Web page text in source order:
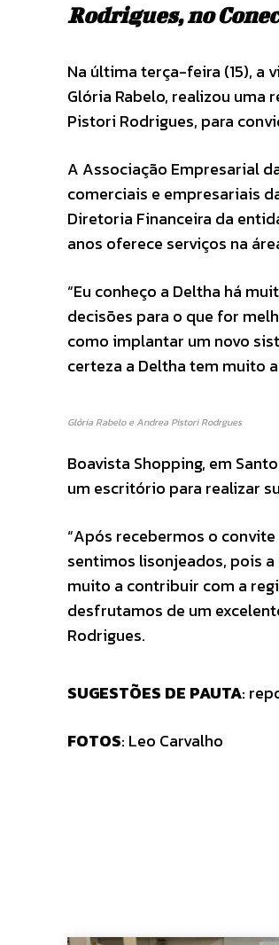
Rodrigues, no
Na última terça-feira (15), a
Glória Rabelo, realizou uma
Pistori Rodrigues, para
A Associação Empresarial
comerciais e empresariais
Diretoria Financeira da
anos oferece serviços na
“Eu conheço a Deltha há
decisões para o que for
como implantar um novo
certeza a Deltha tem muito
Glória Rabelo e Andrea Pistori Rodrgues
Boavista Shopping, em
um escritório para realizar
“Após recebermos o
sentimos lisonjeados, pois
muito a contribuir com a
desfrutamos de um
Rodrigues.
SUGESTÕES DE PAUTA:
FOTOS: Leo Carvalho